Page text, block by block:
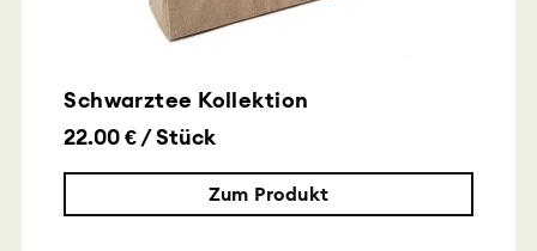
Schwarztee Kollektion
22.00 € / Stück
Zum Produkt